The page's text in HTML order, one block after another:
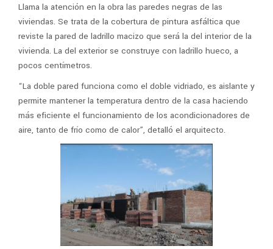
Llama la atención en la obra las paredes negras de las
viviendas. Se trata de la cobertura de pintura asfáltica que
reviste la pared de ladrillo macizo que será la del interior de la
vivienda. La del exterior se construye con ladrillo hueco, a
pocos centímetros.
“La doble pared funciona como el doble vidriado, es aislante y
permite mantener la temperatura dentro de la casa haciendo
más eficiente el funcionamiento de los acondicionadores de
aire, tanto de frío como de calor”, detalló el arquitecto.